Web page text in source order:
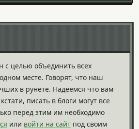
с целью объединить всех
месте. Говорят, что наш
в рунете. Надеемся что вам
писать в блоги могут все
перед этим им необходимо
или войти на сайт под своим